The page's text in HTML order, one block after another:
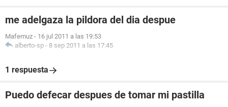
me adelgaza la pildora del dia despue
Mafemuz - 16 jul 2011 a las 19:53
alberto-sp - 8 sep 2011 a las 17:45
1 respuesta
Puedo defecar despues de tomar mi pastilla